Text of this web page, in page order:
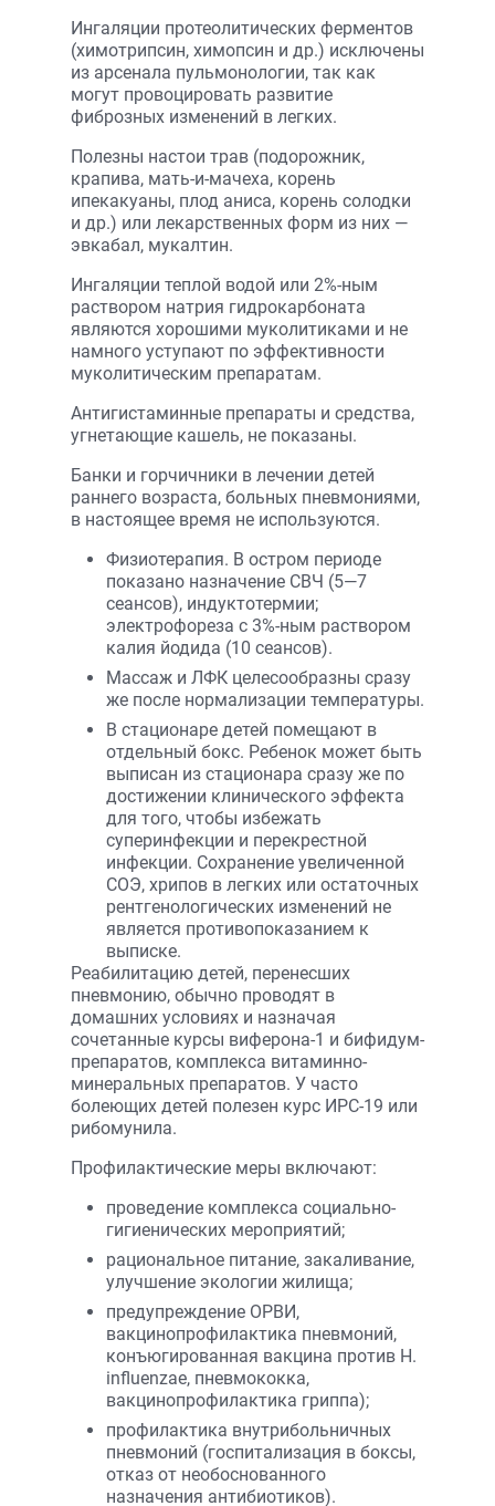
Ингаляции протеолитических ферментов
(химотрипсин, химопсин и др.) исключены
из арсенала пульмонологии, так как
могут провоцировать развитие
фиброзных изменений в легких.
Полезны настои трав (подорожник,
крапива, мать-и-мачеха, корень
ипекакуаны, плод аниса, корень солодки
и др.) или лекарственных форм из них —
эвкабал, мукалтин.
Ингаляции теплой водой или 2%-ным
раствором натрия гидрокарбоната
являются хорошими муколитиками и не
намного уступают по эффективности
муколитическим препаратам.
Антигистаминные препараты и средства,
угнетающие кашель, не показаны.
Банки и горчичники в лечении детей
раннего возраста, больных пневмониями,
в настоящее время не используются.
Физиотерапия. В остром периоде
показано назначение СВЧ (5—7
сеансов), индуктотермии;
электрофореза с 3%-ным раствором
калия йодида (10 сеансов).
Массаж и ЛФК целесообразны сразу
же после нормализации температуры.
В стационаре детей помещают в
отдельный бокс. Ребенок может быть
выписан из стационара сразу же по
достижении клинического эффекта
для того, чтобы избежать
суперинфекции и перекрестной
инфекции. Сохранение увеличенной
СОЭ, хрипов в легких или остаточных
рентгенологических изменений не
является противопоказанием к
выписке.
Реабилитацию детей, перенесших
пневмонию, обычно проводят в
домашних условиях и назначая
сочетанные курсы виферона-1 и бифидум-
препаратов, комплекса витаминно-
минеральных препаратов. У часто
болеющих детей полезен курс ИРС-19 или
рибомунила.
Профилактические меры включают:
проведение комплекса социально-
гигиенических мероприятий;
рациональное питание, закаливание,
улучшение экологии жилища;
предупреждение ОРВИ,
вакцинопрофилактика пневмоний,
конъюгированная вакцина против H.
influenzae, пневмококка,
вакцинопрофилактика гриппа);
профилактика внутрибольничных
пневмоний (госпитализация в боксы,
отказ от необоснованного
назначения антибиотиков).